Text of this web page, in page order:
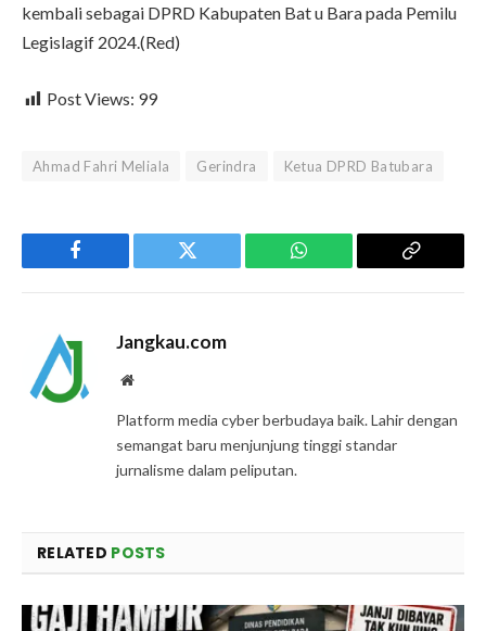
kembali sebagai DPRD Kabupaten Bat u Bara pada Pemilu
Legislagif 2024.(Red)
Post Views: 99
Ahmad Fahri Meliala Gerindra Ketua DPRD Batubara
Facebook Twitter WhatsApp
Copy
Jangkau.com
Website
Platform media cyber berbudaya baik. Lahir dengan
semangat baru menjunjung tinggi standar
jurnalisme dalam peliputan.
RELATED POSTS